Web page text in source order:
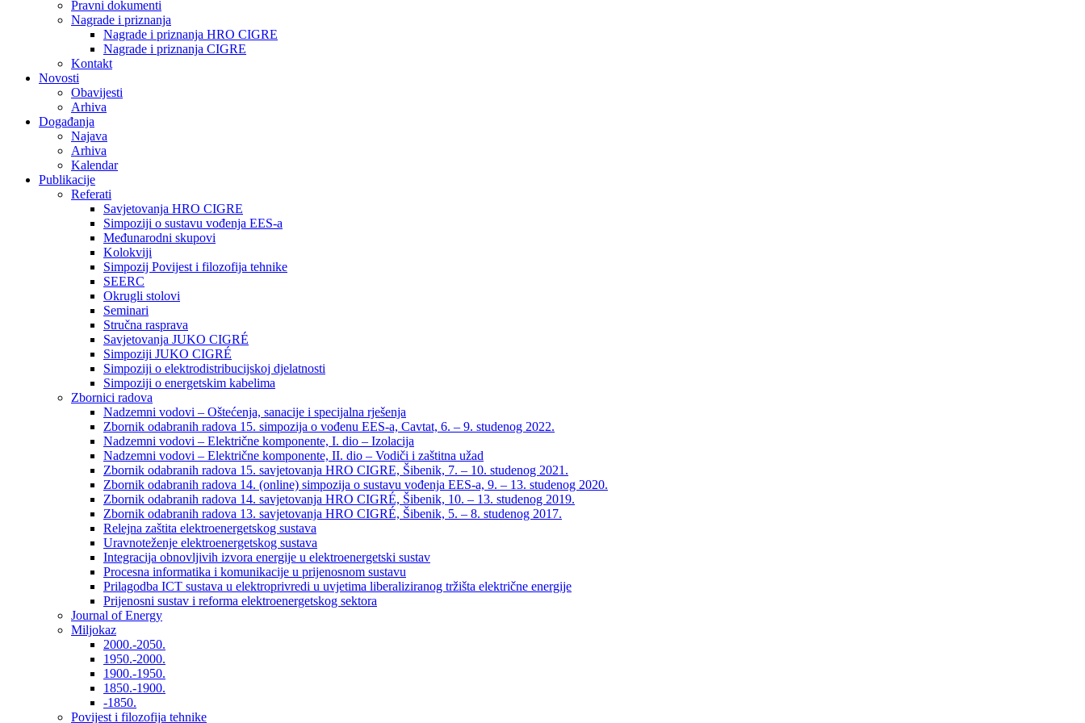
Pravni dokumenti
Nagrade i priznanja
Nagrade i priznanja HRO CIGRE
Nagrade i priznanja CIGRE
Kontakt
Novosti
Obavijesti
Arhiva
Događanja
Najava
Arhiva
Kalendar
Publikacije
Referati
Savjetovanja HRO CIGRE
Simpoziji o sustavu vođenja EES-a
Međunarodni skupovi
Kolokviji​
Simpozij Povijest i filozofija tehnike
SEERC
Okrugli stolovi
Seminari​
Stručna rasprava​
Savjetovanja JUKO CIGRÉ
Simpoziji JUKO CIGRÉ
Simpoziji o elektrodistribucijskoj djelatnosti
Simpoziji o energetskim kabelima
Zbornici radova
Nadzemni vodovi – Oštećenja, sanacije i specijalna rješenja
Zbornik odabranih radova 15. simpozija o vođenu EES-a, Cavtat, 6. – 9. studenog 2022.
Nadzemni vodovi – Električne komponente, I. dio – Izolacija
Nadzemni vodovi – Električne komponente, II. dio – Vodiči i zaštitna užad
Zbornik odabranih radova 15. savjetovanja HRO CIGRE, Šibenik, 7. – 10. studenog 2021.
Zbornik odabranih radova 14. (online) simpozija o sustavu vođenja EES-a, 9. – 13. studenog 2020.
Zbornik odabranih radova 14. savjetovanja HRO CIGRÉ, Šibenik, 10. – 13. studenog 2019.
Zbornik odabranih radova 13. savjetovanja HRO CIGRÉ, Šibenik, 5. – 8. studenog 2017.
Relejna zaštita elektroenergetskog sustava
Uravnoteženje elektroenergetskog sustava
Integracija obnovljivih izvora energije u elektroenergetski sustav
Procesna informatika i komunikacije u prijenosnom sustavu
Prilagodba ICT sustava u elektroprivredi u uvjetima liberaliziranog tržišta električne energije
Prijenosni sustav i reforma elektroenergetskog sektora
Journal of Energy
Miljokaz
2000.-2050.
1950.-2000.
1900.-1950.
1850.-1900.
-1850.
Povijest i filozofija tehnike